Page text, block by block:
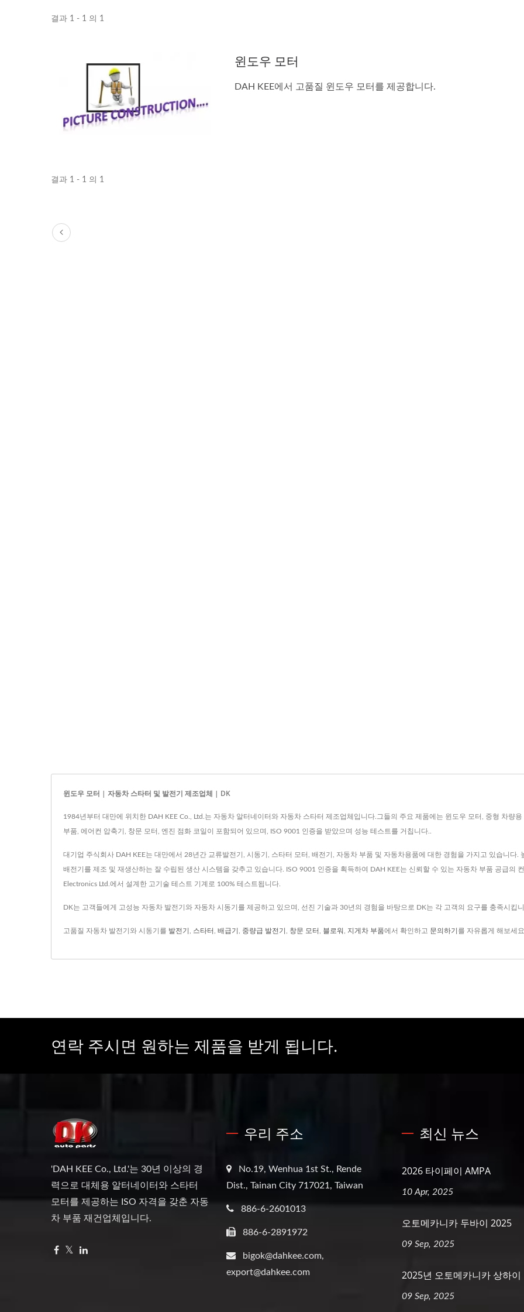
결과 1 - 1 의 1
윈도우 모터
DAH KEE에서 고품질 윈도우 모터를 제공합니다.
결과 1 - 1 의 1
윈도우 모터 | 자동차 스타터 및 발전기 제조업체 | DK
1984년부터 대만에 위치한 DAH KEE Co., Ltd.는 자동차 알터네이터와 자동차 스타터 제조업체입니다.그들의 주요 제품에는 윈도우 모터, 중형 차량
부품, 에어컨 압축기, 창문 모터, 엔진 점화 코일이 포함되어 있으며, ISO 9001 인증을 받았으며 성능 테스트를 거칩니다..
대기업 주식회사 DAH KEE는 대만에서 28년간 교류발전기, 시동기, 스타터 모터, 배전기, 자동차 부품 및 자동차용품에 대한 경험을 가지고 있습니다
배전기를 제조 및 재생산하는 잘 수립된 생산 시스템을 갖추고 있습니다. ISO 9001 인증을 획득하여 DAH KEE는 신뢰할 수 있는 자동차 부품 공급의
Electronics Ltd.에서 설계한 고기술 테스트 기계로 100% 테스트됩니다.
DK는 고객들에게 고성능 자동차 발전기와 자동차 시동기를 제공하고 있으며, 선진 기술과 30년의 경험을 바탕으로 DK는 각 고객의 요구를 충족시킵
고품질 자동차 발전기와 시동기를 발전기 스타터 배급기 중량급 발전기 창문 모터 블로워 지게차 부품에서 확인하고 문의하기 를 자유롭게 해보세
연락 주시면 원하는 제품을 받게 됩니다.
'DAH KEE Co., Ltd.'는 30년 이상의 경
력으로 대체용 알터네이터와 스타터
모터를 제공하는 ISO 자격을 갖춘 자동
차 부품 재건업체입니다.
우리 주소
No.19, Wenhua 1st St., Rende
Dist., Tainan City 717021, Taiwan
886-6-2601013
886-6-2891972
bigok@dahkee.com,
export@dahkee.com
최신 뉴스
2026 타이페이 AMPA
10 Apr, 2025
오토메카니카 두바이 2025
09 Sep, 2025
2025년 오토메카니카 상하이
09 Sep, 2025